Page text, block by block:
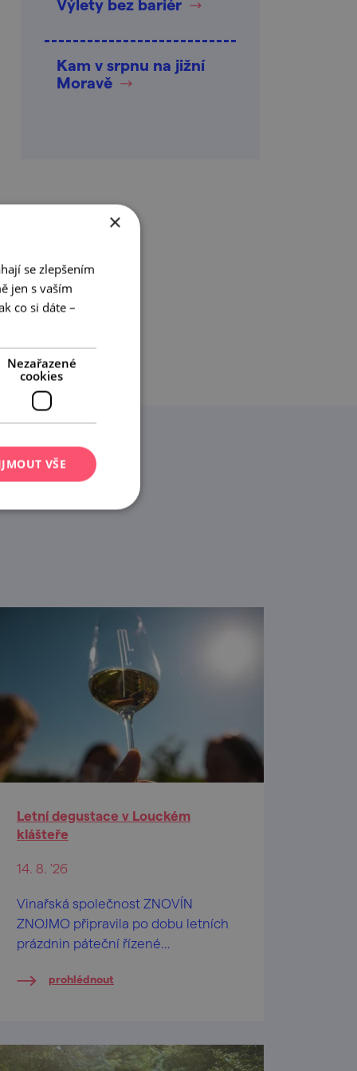
Výlety bez bariér
Kam v srpnu na jižní
Moravě
Letní degustace v Louckém
klášteře
14. 8. '26
Vinařská společnost ZNOVÍN
ZNOJMO připravila po dobu letních
prázdnin páteční řízené
barokního Louckého kláštera ve
prohlédnout
×
se zlepšením
jen s vaším
co si dáte –
Nezařazené
cookies
VŠE